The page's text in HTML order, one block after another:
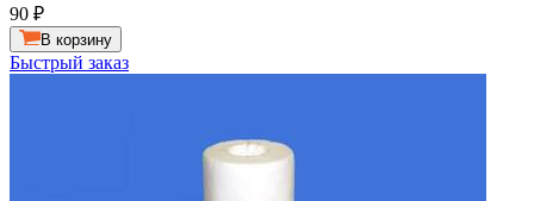
90 ₽
В корзину
Быстрый заказ